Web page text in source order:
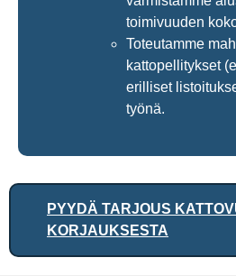
toimivuuden
Toteutamme
kattopellitykset
erilliset
työnä.
PYYDÄ TARJOUS
KORJAUKSESTA